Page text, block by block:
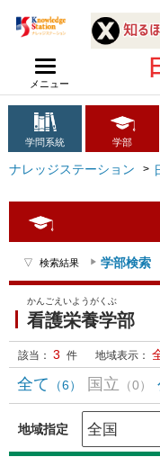
メニュー
学問系統 学部
ナレッジステーション
検索結果 学部検索
かんごえいようがくぶ
看護栄養学部
該当： 3 件 地域表示：
全て （6） 国立 （0）
地域指定